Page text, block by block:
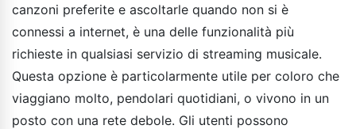
canzoni preferite e ascoltarle quando non si è
connessi a internet, è una delle funzionalità più
richieste in qualsiasi servizio di streaming musicale.
Questa opzione è particolarmente utile per coloro che
viaggiano molto, pendolari quotidiani, o vivono in un
posto con una rete debole. Gli utenti possono